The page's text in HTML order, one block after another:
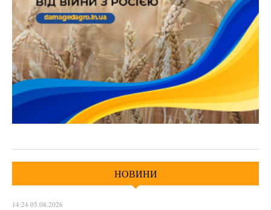
НОВИНИ
14:24 05.08.2026